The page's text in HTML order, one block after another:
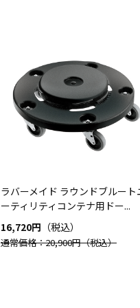
ラバーメイド ラウンドブルート
ーティリティコンテナ用ドー...
16,720円 （税込）
通常価格：20,900円（税込）